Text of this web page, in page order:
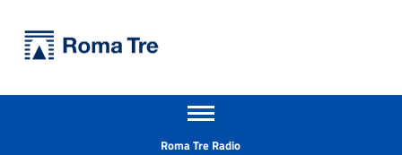
Prof. MAURO DORATO - Università Roma Tre
Apri il menu secondario
Roma Tre Radio